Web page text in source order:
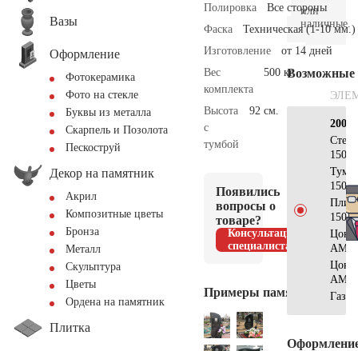
Вазы
Оформление
Фотокерамика
Фото на стекле
Буквы из металла
Скарпель и Позолота
Пескоструй
Декор на памятник
Акрил
Композитные цветы
Бронза
Металл
Скульптура
Цветы
Ордена на памятник
Плитка
Полировка
Все стороны
Фаска
Техническая (1-10 мм.)
Изготовление
от 14 дней
Вес
комплекта
500 кг.
Высота
с
тумбой
92 см.
Появились
вопросы о
товаре?
Консультация
специалиста
Примеры памятников
или
наличные.
Возможные
Газон